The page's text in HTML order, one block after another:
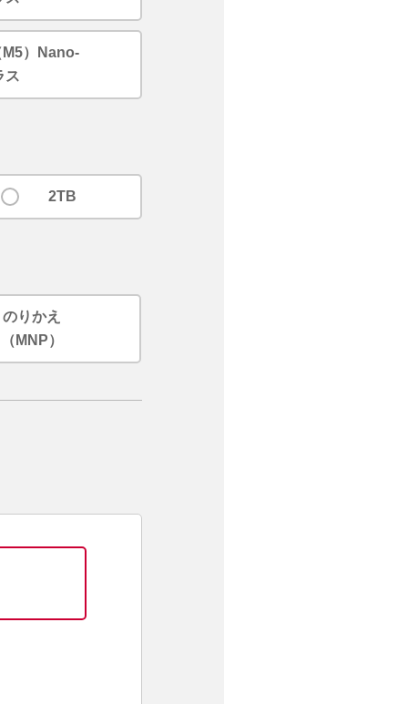
）Nano-
ス
2TB
のりかえ
（MNP）